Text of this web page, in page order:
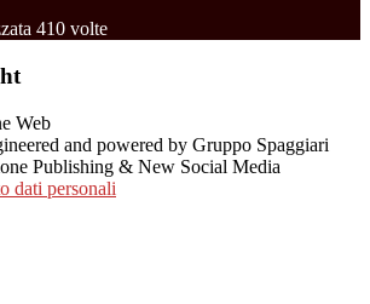
410 volte
and powered by Gruppo Spaggiari
Publishing & New Social Media
dati personali